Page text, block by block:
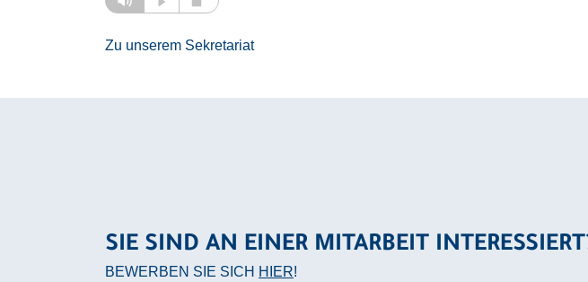
Zu unserem Sekretariat
SIE SIND AN EINER MITARBEIT
BEWERBEN SIE SICH HIER!